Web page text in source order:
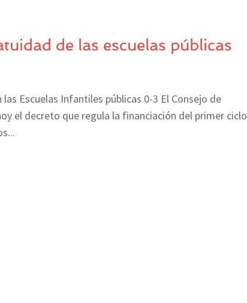
de las escuelas públicas
Escuelas Infantiles públicas 0-3 El Consejo de
el decreto que regula la financiación del primer ciclo